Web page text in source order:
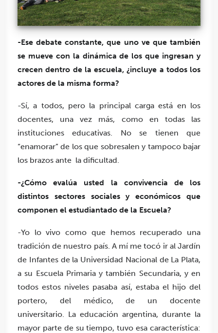
-Ese debate constante, que uno ve que también
se mueve con la dinámica de los que ingresan y
crecen dentro de la escuela, ¿incluye a todos los
actores de la misma forma?
-Sí, a todos, pero la principal carga está en los
docentes, una vez más, como en todas las
instituciones educativas. No se tienen que
“enamorar” de los que sobresalen y tampoco bajar
los brazos ante la dificultad.
-¿Cómo evalúa usted la convivencia de los
distintos sectores sociales y económicos que
componen el estudiantado de la Escuela?
-Yo lo vivo como que hemos recuperado una
tradición de nuestro país. A mí me tocó ir al Jardín
de Infantes de la Universidad Nacional de La Plata,
a su Escuela Primaria y también Secundaria, y en
todos estos niveles pasaba así, estaba el hijo del
portero, del médico, de un docente
universitario. La educación argentina, durante la
mayor parte de su tiempo, tuvo esa característica: